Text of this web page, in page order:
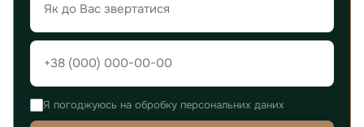
Я погоджуюсь на обробку персональних даних